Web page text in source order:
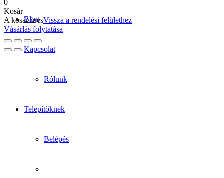
Blog
Kapcsolat
Rólunk
Telepítőknek
Belépés
0
Kosár
A kosár üresVissza a rendelési felülethez
Vásárlás folytatása